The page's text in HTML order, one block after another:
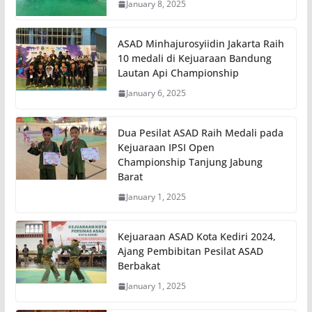
January 8, 2025
ASAD Minhajurosyiidin Jakarta Raih
10 medali di Kejuaraan Bandung
Lautan Api Championship
January 6, 2025
Dua Pesilat ASAD Raih Medali pada
Kejuaraan IPSI Open
Championship Tanjung Jabung
Barat
January 1, 2025
Kejuaraan ASAD Kota Kediri 2024,
Ajang Pembibitan Pesilat ASAD
Berbakat
January 1, 2025